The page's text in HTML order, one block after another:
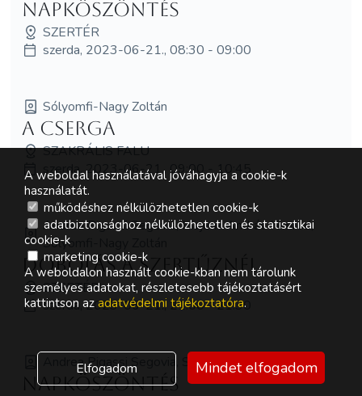
Napköszöntés
SZERTÉR
szerda, 2023-06-21., 08:30 - 09:00
Sólyomfi-Nagy Zoltán
A cserga
SZAKRÁLIS FALU
szerda, 2023-06-21., 09:00 - 10:45
Andrea Pigassi Segovia, Majerik András Nimród,
Sólyomfi-Nagy Zoltán
Dobolás a Szertűznél
SZERTÉR
szerda, 2023-06-21., 21:00 - 21:30
Andrea Pigassi Segovia, Sólyomfi-Nagy Zoltán
Napköszöntés
A weboldal használatával jóváhagyja a cookie-k
használatát.
működéshez nélkülözhetetlen cookie-k
adatbiztonsághoz nélkülözhetetlen és statisztikai
cookie-k
marketing cookie-k
A weboldalon használt cookie-kban nem tárolunk
személyes adatokat, részletesebb tájékoztatásért
kattintson az adatvédelmi tájékoztatóra.
Elfogadom Mindet elfogadom